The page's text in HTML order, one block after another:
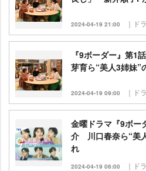
2024-04-19 21:00 ｜ド
『9ボーダー』第
芽育ら“美人3姉妹”
2024-04-19 09:00 ｜ド
金曜ドラマ『9ボー
介 川口春奈ら“美
れ
2024-04-19 06:00 ｜ド